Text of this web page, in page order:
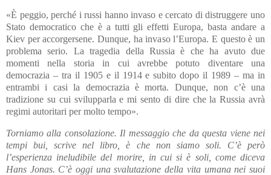
«È peggio, perché i russi hanno invaso e cercato di distruggere uno
Stato democratico che è a tutti gli effetti Europa, basta andare a
Kiev per accorgersene. Dunque, ha invaso l’Europa. E questo è un
problema serio. La tragedia della Russia è che ha avuto due
momenti nella storia in cui avrebbe potuto diventare una
democrazia – tra il 1905 e il 1914 e subito dopo il 1989 – ma in
entrambi i casi la democrazia è morta. Dunque, non c’è una
tradizione su cui svilupparla e mi sento di dire che la Russia avrà
regimi autoritari per molto tempo».
Torniamo alla consolazione. Il messaggio che da questa viene nei
tempi bui, scrive nel libro, è che non siamo soli. C’è però
l’esperienza ineludibile del morire, in cui si è soli, come diceva
Hans Jonas. C’è oggi una svalutazione della vita umana nei suoi